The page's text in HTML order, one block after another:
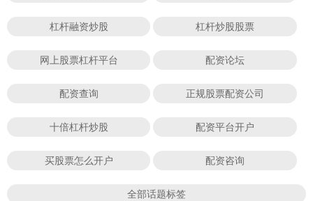
杠杆融资炒股 杠杆炒股股票
网上股票杠杆平台 配资论坛
配资查询 正规股票配资公司
十倍杠杆炒股 配资平台开户
买股票怎么开户 配资咨询
全部话题标签